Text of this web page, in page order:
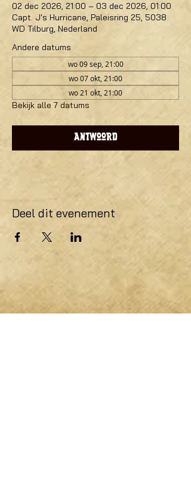
02 dec 2026, 21:00 – 03 dec 2026, 01:00
Capt. J's Hurricane, Paleisring 25, 5038
WD Tilburg, Nederland
Andere datums
wo 09 sep, 21:00
wo 07 okt, 21:00
wo 21 okt, 21:00
Bekijk alle 7 datums
Antwoord
Deel dit evenement